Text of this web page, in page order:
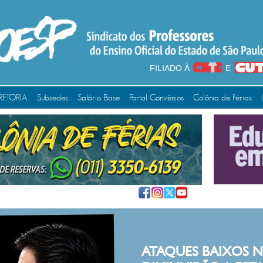
FILIADO À E
Subsedes Salário Base Portal Convênios Colônia de Férias
NUNCA